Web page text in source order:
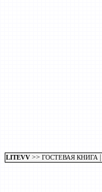
LITEVV >> ГОСТЕВАЯ КНИГА